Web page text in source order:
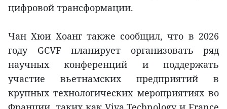
цифровой трансформации.
Чан Хюи Хоанг также сообщил, что в 2026
году GCVF планирует организовать ряд
научных конференций и поддержать
участие вьетнамских предприятий в
крупных технологических мероприятиях во